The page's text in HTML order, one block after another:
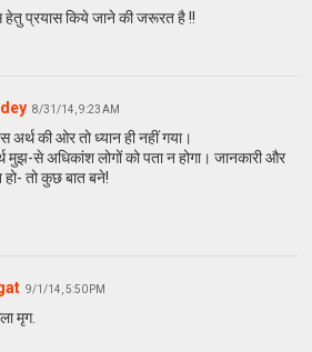
हेतु प्रयास किये जाने की जरूरत है !!
8/31/14, 9:23 AM
अर्थ की ओर तो ध्यान ही नहीं गया।
मुझ-से अधिकांश लोगों को पता न होगा। जानकारी और
हो- तो कुछ बात बने!
9/1/14, 5:50 PM
मृग.